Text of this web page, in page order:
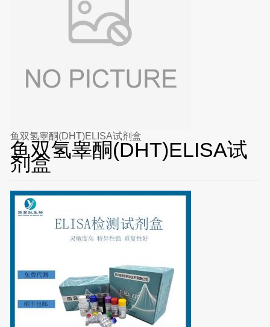
鱼双氢睾酮(DHT)ELISA试剂盒
鱼双氢睾酮(DHT)ELISA试
剂盒